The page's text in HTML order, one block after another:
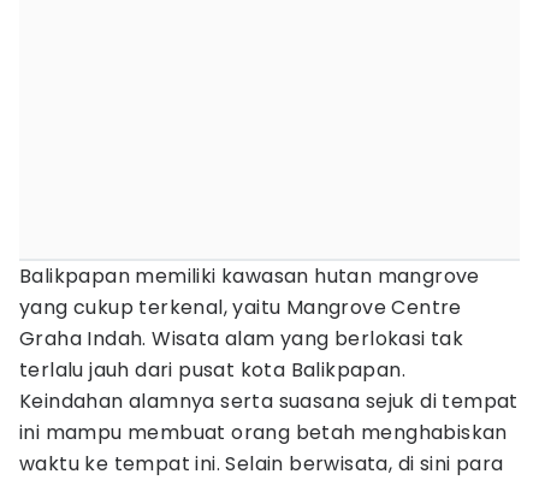
Balikpapan memiliki kawasan hutan mangrove
yang cukup terkenal, yaitu Mangrove Centre
Graha Indah. Wisata alam yang berlokasi tak
terlalu jauh dari pusat kota Balikpapan.
Keindahan alamnya serta suasana sejuk di tempat
ini mampu membuat orang betah menghabiskan
waktu ke tempat ini. Selain berwisata, di sini para